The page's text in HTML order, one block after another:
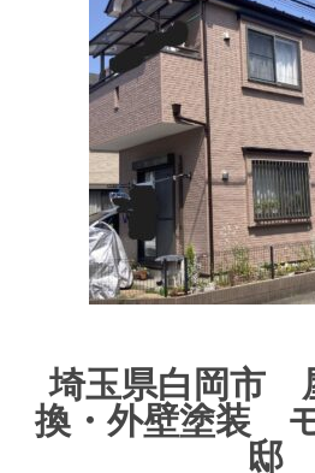
埼玉県白岡市
換・外壁塗装
邸